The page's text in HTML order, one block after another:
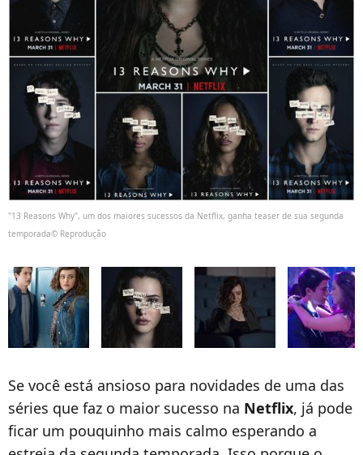
"13 Reasons Why", um dos maiores sucessos da Netflix, ganha teaser de sua segunda
temporada© Reprodução
Se você está ansioso para novidades de uma das
séries que faz o maior sucesso na Netflix, já pode
ficar um pouquinho mais calmo esperando a